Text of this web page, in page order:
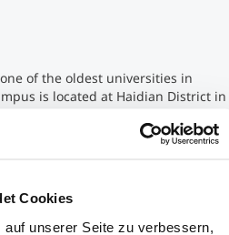
Cookies
unserer Seite zu verbessern,
Education Finder
of the oldest universities in
is located at Haidian District in
of Education Double First
Double First Class status in certain
Beijing university of science and
over 3,000 foreign students
as 71 countries and regions of
America, etc.